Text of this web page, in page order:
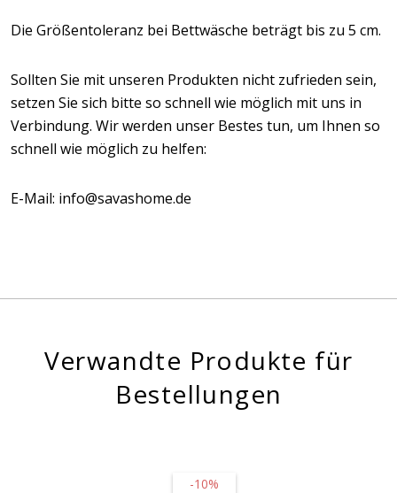
Die Größentoleranz bei Bettwäsche beträgt bis zu 5 cm.
Sollten Sie mit unseren Produkten nicht zufrieden sein,
setzen Sie sich bitte so schnell wie möglich mit uns in
Verbindung. Wir werden unser Bestes tun, um Ihnen so
schnell wie möglich zu helfen:
E-Mail: info@savashome.de
Verwandte Produkte für
Bestellungen
-10%